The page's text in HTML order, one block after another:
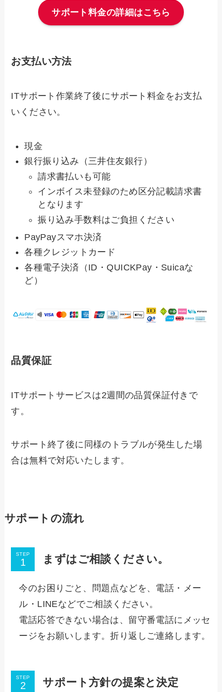
サポート料金の詳細はこちら
お支払い方法
ITサポート作業終了後にサポート料金をお支払
いください。
現金
銀行振り込み（三井住友銀行）
請求書払いも可能
インボイス未登録のため区分記載請求書
となります
振り込み手数料はご負担ください
PayPayスマホ決済
各種クレジットカード
各種電子決済（ID・QUICKPay・Suicaな
ど）
品質保証
ITサポートサービスは2週間の品質保証付きで
す。
サポート終了後に同様のトラブルが発生した場
合は無料で対応いたします。
サポートの流れ
STEP まずはご相談ください。
今のお困りごと、問題点などを、電話・メー
ル・LINEなどでご相談ください。
電話応答できない場合は、留守番電話にメッセ
ージをお願いします。折り返しご連絡します。
STEP サポート方針の提案と決定